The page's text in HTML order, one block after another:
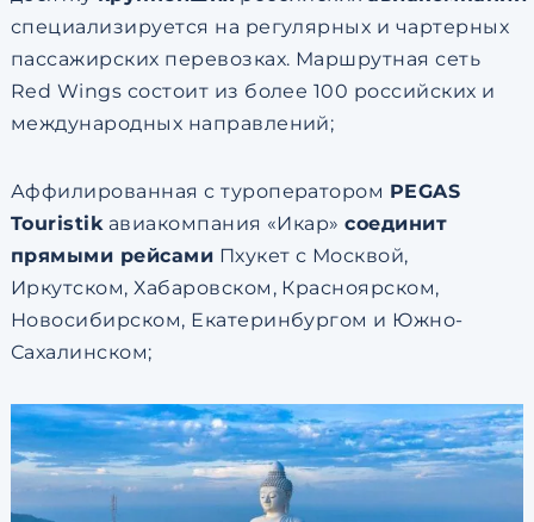
специализируется на регулярных и чартерных
пассажирских перевозках. Маршрутная сеть
Red Wings состоит из более 100 российских и
международных направлений;
Аффилированная с туроператором PEGAS
Touristikавиакомпания «Икар»соединит
прямыми рейсами Пхукет с Москвой,
Иркутском, Хабаровском, Красноярском,
Новосибирском, Екатеринбургом и Южно-
Сахалинском;